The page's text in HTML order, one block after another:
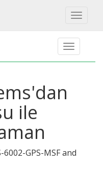
Toggle
ile
6002-GPS-MSF and